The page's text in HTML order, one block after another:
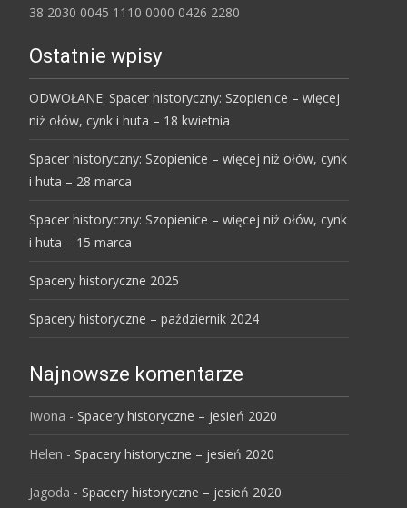
38 2030 0045 1110 0000 0426 2280
Ostatnie wpisy
ODWOŁANE: Spacer historyczny: Szopienice – więcej
niż ołów, cynk i huta – 18 kwietnia
Spacer historyczny: Szopienice – więcej niż ołów, cynk
i huta – 28 marca
Spacer historyczny: Szopienice – więcej niż ołów, cynk
i huta – 15 marca
Spacery historyczne 2025
Spacery historyczne – październik 2024
Najnowsze komentarze
Iwona - Spacery historyczne – jesień 2020
Helen - Spacery historyczne – jesień 2020
Jagoda - Spacery historyczne – jesień 2020